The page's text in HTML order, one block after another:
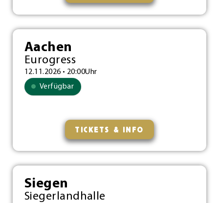
Aachen
Eurogress
12.11.2026 • 20:00Uhr
Verfügbar
TICKETS & INFO
Siegen
Siegerlandhalle